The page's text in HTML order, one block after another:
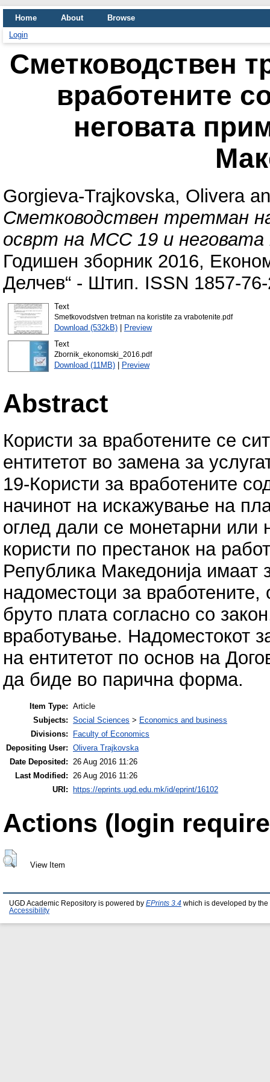
Home About
Browse
Login
Сметководствен
вработените
неговата
Gorgieva-Trajkovska, Olivera
Сметководствен третман
осврт на МСС 19 и неговата
Годишен зборник 2016,
Делчев“ - Штип. ISSN 1857-
Text
Smetkovodstven tretman na koristite za vrabotenite.pdf
Download (532kB)| Preview
Text
Zbornik_ekonomski_2016.pdf
Download (11MB)| Preview
Abstract
Користи за вработените се
ентитетот во замена за
19-Користи за вработените
начинот на искажување на
оглед дали се монетарни или
користи по престанок на
Република Македонија имаат
надоместоци за вработените,
бруто плата согласно со
вработување. Надоместокот
на ентитетот по основ на
да биде во парична форма.
Item Type: Article
Subjects: Social Sciences > Economics and business
Divisions:
Faculty of Economics
Depositing User: Olivera Trajkovska
Date Deposited: 26 Aug 2016 11:26
Last Modified: 26 Aug 2016 11:26
URI:
https://eprints.ugd.edu.mk/id/eprint/16102
Actions (login
View Item
UGD Academic Repository is powered by EPrints 3.4 which is developed by the
Accessibility